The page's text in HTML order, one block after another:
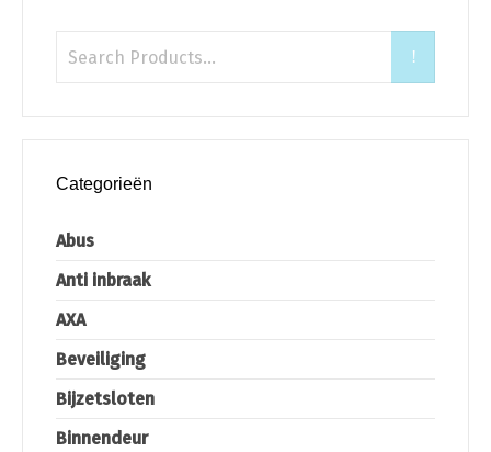
Categorieën
Abus
Anti inbraak
AXA
Beveiliging
Bijzetsloten
Binnendeur